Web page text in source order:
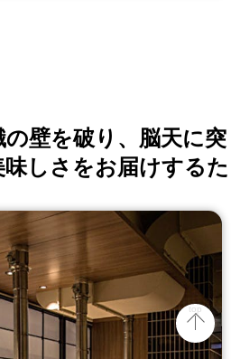
壁を破り、脳天に突
しさをお届けするた
top